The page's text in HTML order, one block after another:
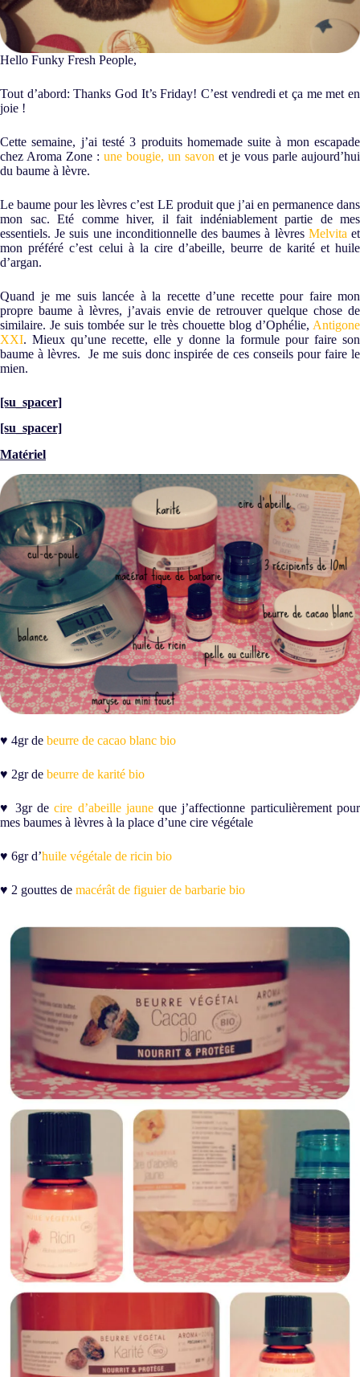
Hello Funky Fresh People,
Tout d’abord: Thanks God It’s Friday! C’est vendredi et ça me met en
joie !
Cette semaine, j’ai testé 3 produits homemade suite à mon escapade
chez Aroma Zone : une bougie, un savon et je vous parle aujourd’hui
du baume à lèvre.
Le baume pour les lèvres c’est LE produit que j’ai en permanence dans
mon sac. Eté comme hiver, il fait indéniablement partie de mes
essentiels. Je suis une inconditionnelle des baumes à lèvres Melvita et
mon préféré c’est celui à la cire d’abeille, beurre de karité et huile
d’argan.
Quand je me suis lancée à la recette d’une recette pour faire mon
propre baume à lèvres, j’avais envie de retrouver quelque chose de
similaire. Je suis tombée sur le très chouette blog d’Ophélie, Antigone
XXI. Mieux qu’une recette, elle y donne la formule pour faire son
baume à lèvres. Je me suis donc inspirée de ces conseils pour faire le
mien.
[su_spacer]
[su_spacer]
Matériel
♥ 4gr de beurre de cacao blanc bio
♥ 2gr de beurre de karité bio
♥ 3gr decire d’abeille jauneque j’affectionne particulièrement pour
mes baumes à lèvres à la place d’une cire végétale
♥ 6gr d’huile végétale de ricin bio
♥ 2 gouttes de macérât de figuier de barbarie bio